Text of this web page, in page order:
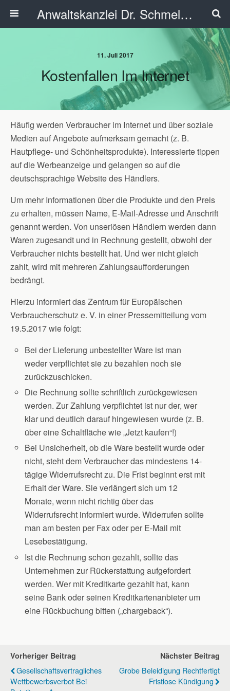
Anwaltskanzlei Dr. Schmelzer - Ahlen
11. Juli 2017
Kostenfallen Im Internet
Häufig werden Verbraucher im Internet und über soziale
Medien auf Angebote aufmerksam gemacht (z. B.
Hautpflege- und Schönheitsprodukte). Interessierte tippen
auf die Werbeanzeige und gelangen so auf die
deutschsprachige Website des Händlers.
Um mehr Informationen über die Produkte und den Preis
zu erhalten, müssen Name, E-Mail-Adresse und Anschrift
genannt werden. Von unseriösen Händlern werden dann
Waren zugesandt und in Rechnung gestellt, obwohl der
Verbraucher nichts bestellt hat. Und wer nicht gleich
zahlt, wird mit mehreren Zahlungsaufforderungen
bedrängt.
Hierzu informiert das Zentrum für Europäischen
Verbraucherschutz e. V. in einer Pressemitteilung vom
19.5.2017 wie folgt:
Bei der Lieferung unbestellter Ware ist man
weder verpflichtet sie zu bezahlen noch sie
zurückzuschicken.
Die Rechnung sollte schriftlich zurückgewiesen
werden. Zur Zahlung verpflichtet ist nur der, wer
klar und deutlich darauf hingewiesen wurde (z. B.
über eine Schaltfläche wie „Jetzt kaufen“!)
Bei Unsicherheit, ob die Ware bestellt wurde oder
nicht, steht dem Verbraucher das mindestens 14-
tägige Widerrufsrecht zu. Die Frist beginnt erst mit
Erhalt der Ware. Sie verlängert sich um 12
Monate, wenn nicht richtig über das
Widerrufsrecht informiert wurde. Widerrufen sollte
man am besten per Fax oder per E-Mail mit
Lesebestätigung.
Ist die Rechnung schon gezahlt, sollte das
Unternehmen zur Rückerstattung aufgefordert
werden. Wer mit Kreditkarte gezahlt hat, kann
seine Bank oder seinen Kreditkartenanbieter um
eine Rückbuchung bitten („chargeback“).
Vorheriger Beitrag
Gesellschaftsvertragliches
Wettbewerbsverbot Bei
Nächster Beitrag
Grobe Beleidigung Rechtfertigt
Fristlose Kündigung